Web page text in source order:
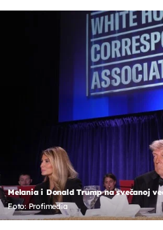
Melania i Donald Trump na svečanoj
Foto: Profimedia